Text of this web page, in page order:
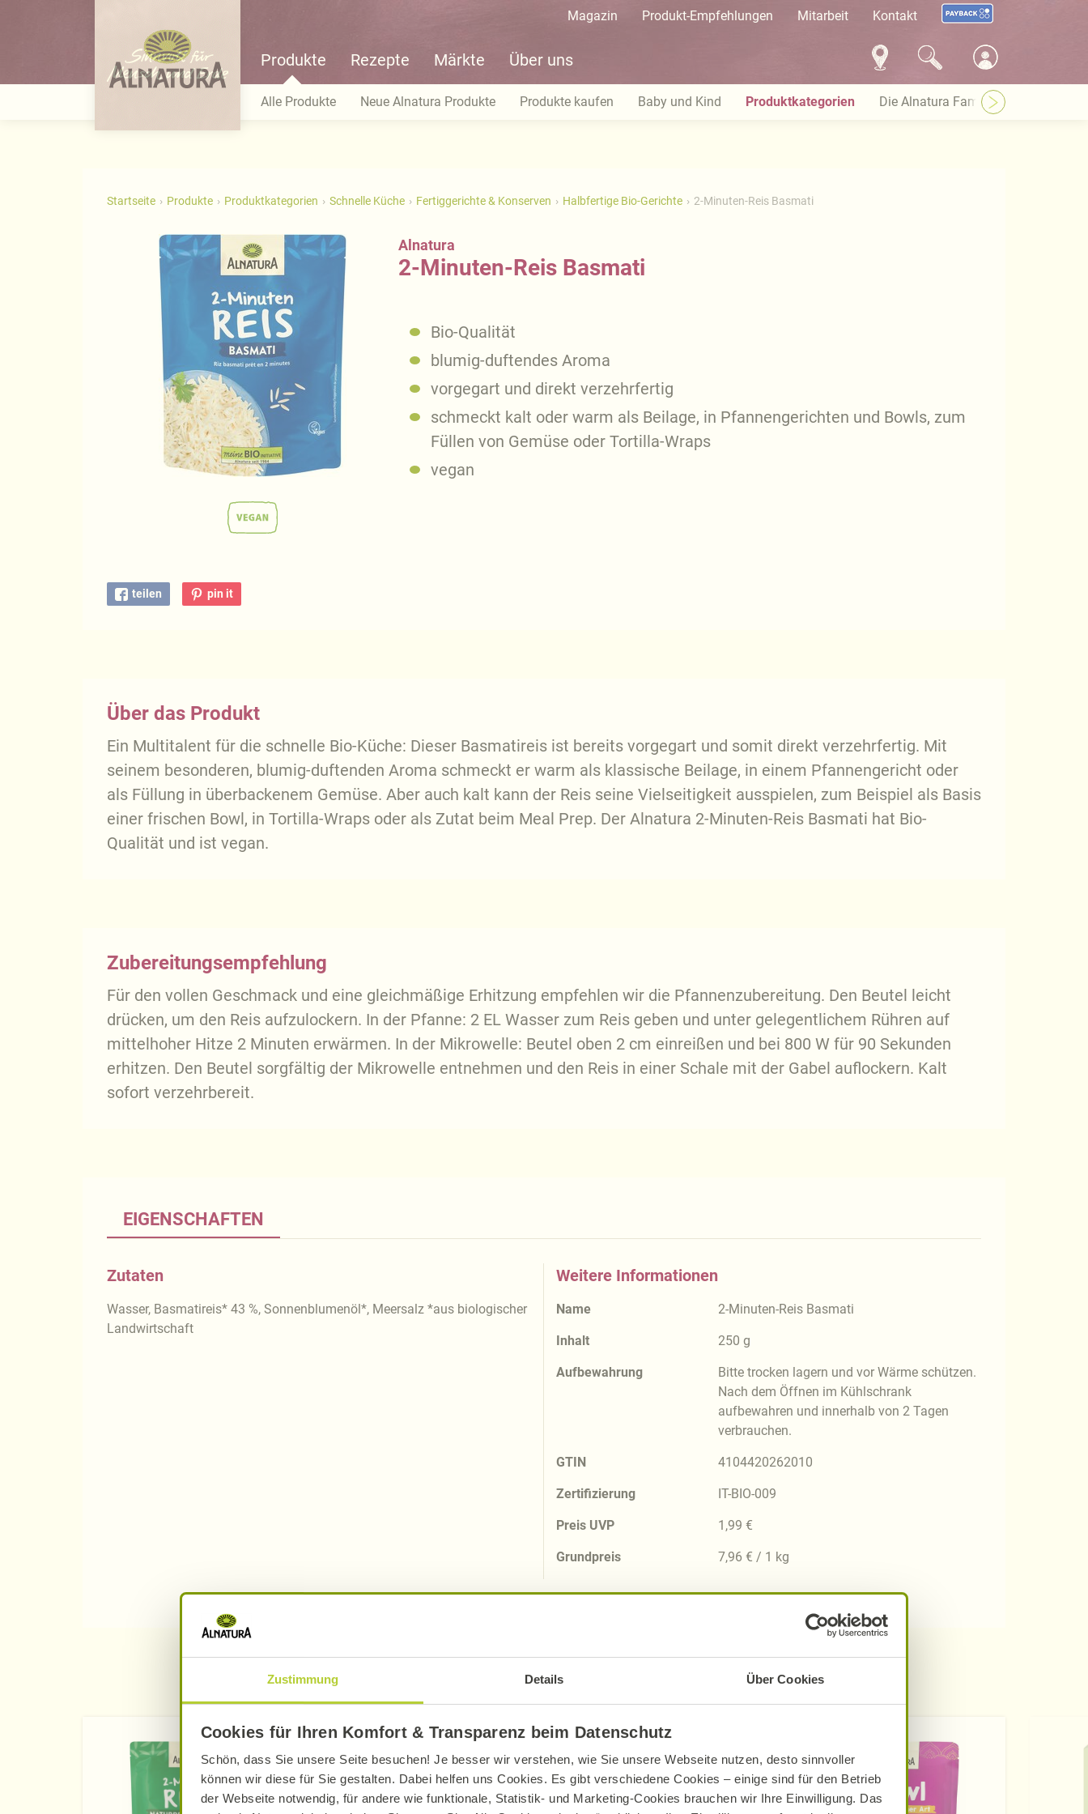
Zustimmung Details Über Cookies
Cookies für Ihren Komfort & Transparenz beim Datenschutz
Schön, dass Sie unsere Seite besuchen! Je besser wir verstehen, wie Sie unsere Webseite nutzen, desto sinnvoller
können wir diese für Sie gestalten. Dabei helfen uns Cookies. Es gibt verschiedene Cookies – einige sind für den Betrieb
der Webseite notwendig, für andere wie funktionale, Statistik- und Marketing-Cookies brauchen wir Ihre Einwilligung. Das
Magazin Produkt-Empfehlungen Mitarbeit Kontakt
Produkte Rezepte Märkte Über uns
Alle Produkte Neue Alnatura Produkte Produkte kaufen Baby und Kind Produktkategorien Die Alnatura Familie
Startseite Produkte Produktkategorien Schnelle Küche Fertiggerichte & Konserven Halbfertige Bio-Gerichte 2-Minuten-Reis Basmati
Alnatura
2-Minuten-Reis Basmati
Bio-Qualität
blumig-duftendes Aroma
vorgegart und direkt verzehrfertig
schmeckt kalt oder warm als Beilage, in Pfannengerichten und Bowls, zum
Füllen von Gemüse oder Tortilla-Wraps
vegan
teilen pin it
Über das Produkt
Ein Multitalent für die schnelle Bio-Küche: Dieser Basmatireis ist bereits vorgegart und somit direkt verzehrfertig. Mit
seinem besonderen, blumig-duftenden Aroma schmeckt er warm als klassische Beilage, in einem Pfannengericht oder
als Füllung in überbackenem Gemüse. Aber auch kalt kann der Reis seine Vielseitigkeit ausspielen, zum Beispiel als Basis
einer frischen Bowl, in Tortilla-Wraps oder als Zutat beim Meal Prep. Der Alnatura 2-Minuten-Reis Basmati hat Bio-
Qualität und ist vegan.
Zubereitungsempfehlung
Für den vollen Geschmack und eine gleichmäßige Erhitzung empfehlen wir die Pfannenzubereitung. Den Beutel leicht
drücken, um den Reis aufzulockern. In der Pfanne: 2 EL Wasser zum Reis geben und unter gelegentlichem Rühren auf
mittelhoher Hitze 2 Minuten erwärmen. In der Mikrowelle: Beutel oben 2 cm einreißen und bei 800 W für 90 Sekunden
erhitzen. Den Beutel sorgfältig der Mikrowelle entnehmen und den Reis in einer Schale mit der Gabel auflockern. Kalt
sofort verzehrbereit.
EIGENSCHAFTEN
Zutaten
Wasser, Basmatireis* 43 %, Sonnenblumenöl*, Meersalz *aus biologischer
Landwirtschaft
Weitere Informationen
Name 2-Minuten-Reis Basmati
Inhalt 250 g
Aufbewahrung
Bitte trocken lagern und vor Wärme schützen.
Nach dem Öffnen im Kühlschrank
aufbewahren und innerhalb von 2 Tagen
verbrauchen.
GTIN 4104420262010
Zertifizierung IT-BIO-009
Preis UVP 1,99 €
Grundpreis 7,96 € / 1 kg
Ähnliche Produkte zu 2-Minuten-Reis Basmati